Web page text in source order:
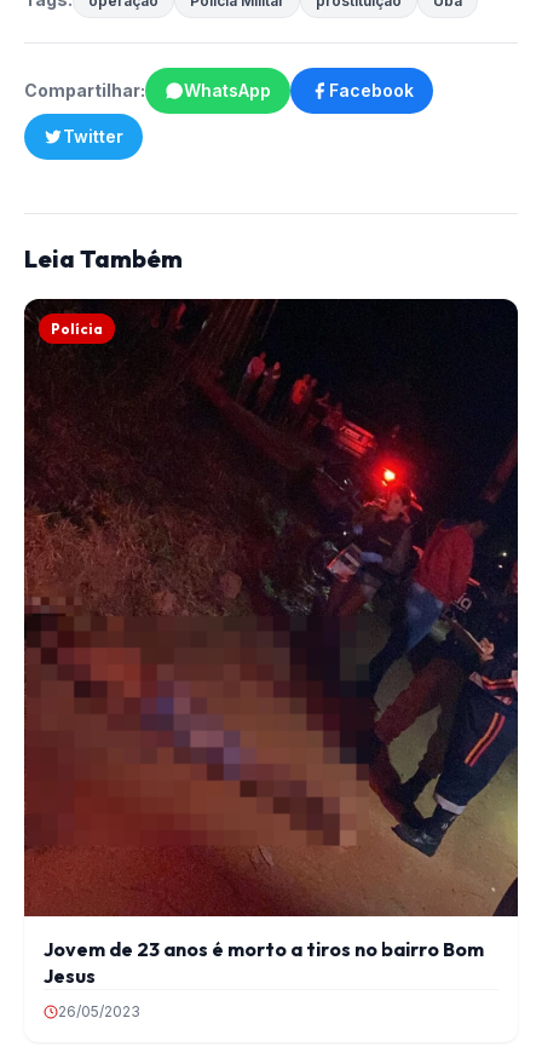
Compartilhar: WhatsApp Facebook
Twitter
Leia Também
Polícia
Jovem de 23 anos é morto a tiros no bairro Bom
Jesus
26/05/2023